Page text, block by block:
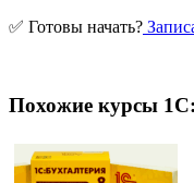
✅ Готовы начать?
Похожие курсы 1С: